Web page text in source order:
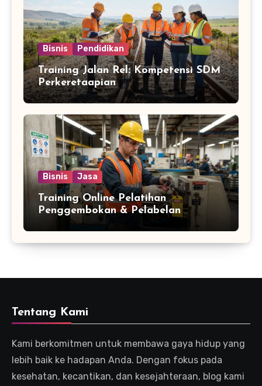
Bisnis Pendidikan
Training Jalan Rel: Kompetensi SDM
Perkeretaapian
Bisnis Jasa
Training Online Pelatihan
Penggembokan & Pelabelan
Tentang Kami
Kami berkomitmen untuk membawa gaya hidup yang
lebih baik ke hadapan Anda. Dengan fokus pada
kesehatan, kecantikan, dan kesejahteraan, blog kami